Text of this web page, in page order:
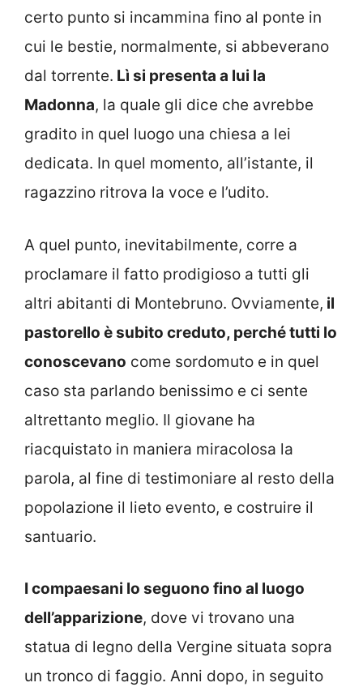
certo punto si incammina fino al ponte in
cui le bestie, normalmente, si abbeverano
dal torrente. Lì si presenta a lui la
Madonna, la quale gli dice che avrebbe
gradito in quel luogo una chiesa a lei
dedicata. In quel momento, all’istante, il
ragazzino ritrova la voce e l’udito.
A quel punto, inevitabilmente, corre a
proclamare il fatto prodigioso a tutti gli
altri abitanti di Montebruno. Ovviamente, il
pastorello è subito creduto, perché tutti lo
conoscevano come sordomuto e in quel
caso sta parlando benissimo e ci sente
altrettanto meglio. Il giovane ha
riacquistato in maniera miracolosa la
parola, al fine di testimoniare al resto della
popolazione il lieto evento, e costruire il
santuario.
I compaesani lo seguono fino al luogo
dell’apparizione, dove vi trovano una
statua di legno della Vergine situata sopra
un tronco di faggio. Anni dopo, in seguito